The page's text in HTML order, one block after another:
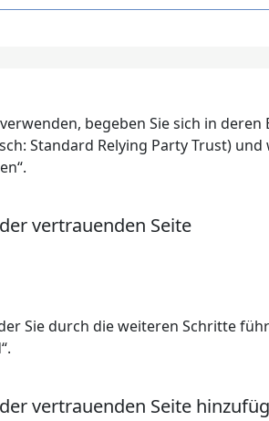
begeben Sie sich in
Standard Relying Party Trust) und
vertrauenden Seite
Sie durch die weiteren Schritte
vertrauenden Seite